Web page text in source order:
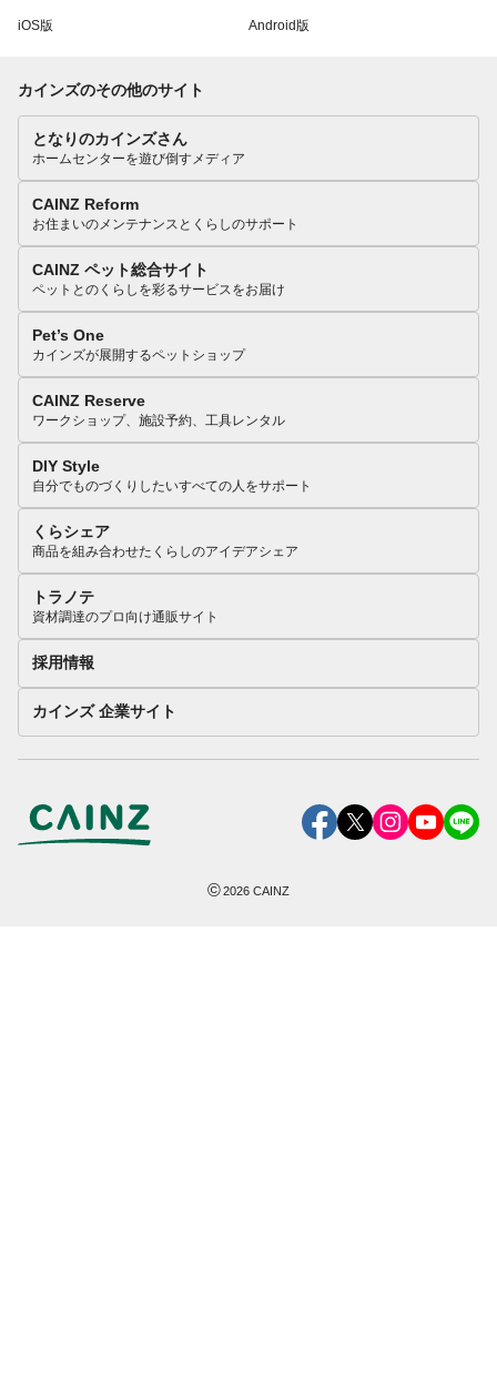
iOS版 Android版
カインズのその他のサイト
となりのカインズさん
ホームセンターを遊び倒すメディア
CAINZ Reform
お住まいのメンテナンスとくらしのサポート
CAINZ ペット総合サイト
ペットとのくらしを彩るサービスをお届け
Pet’s One
カインズが展開するペットショップ
CAINZ Reserve
ワークショップ、施設予約、工具レンタル
DIY Style
自分でものづくりしたいすべての人をサポート
くらシェア
商品を組み合わせたくらしのアイデアシェア
トラノテ
資材調達のプロ向け通販サイト
採用情報
カインズ 企業サイト
©2026 CAINZ